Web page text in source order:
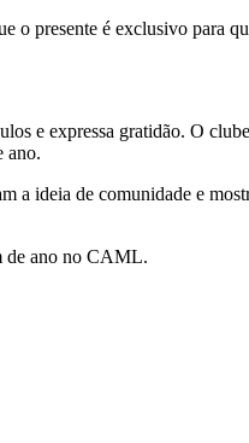
o presente é exclusivo para
e expressa gratidão. O
ano.
a ideia de comunidade e
de ano no CAML.